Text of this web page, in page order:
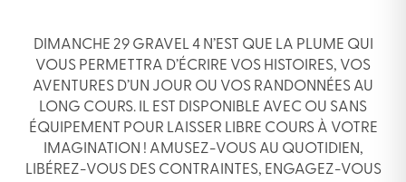
DIMANCHE 29 GRAVEL 4 N’EST QUE LA PLUME QUI
VOUS PERMETTRA D’ÉCRIRE VOS HISTOIRES, VOS
AVENTURES D’UN JOUR OU VOS RANDONNÉES AU
LONG COURS. IL EST DISPONIBLE AVEC OU SANS
ÉQUIPEMENT POUR LAISSER LIBRE COURS À VOTRE
IMAGINATION ! AMUSEZ-VOUS AU QUOTIDIEN,
LIBÉREZ-VOUS DES CONTRAINTES, ENGAGEZ-VOUS